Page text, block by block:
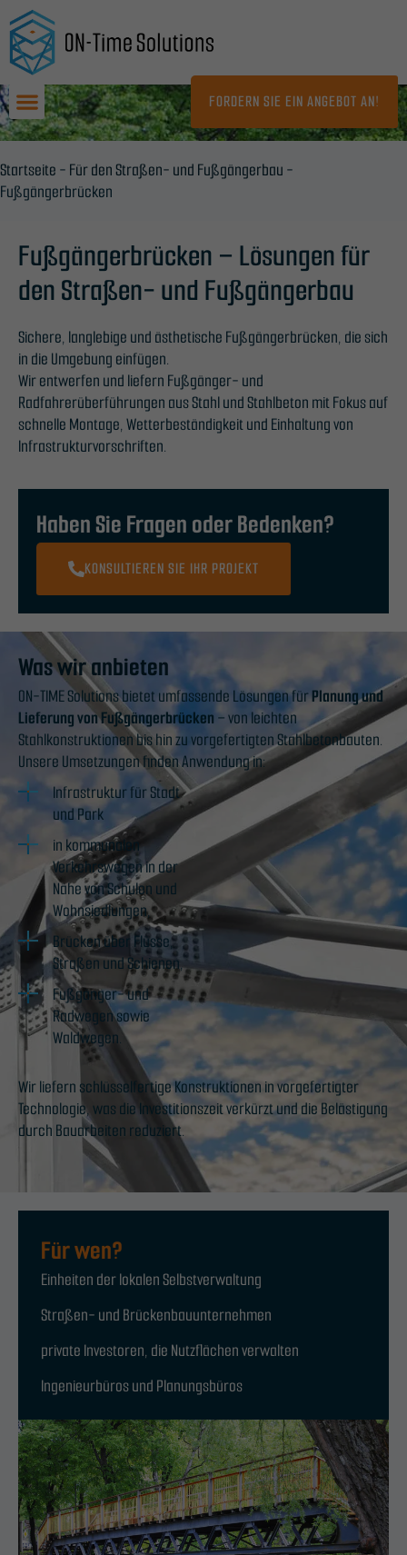
Zum
Inhalt
springen
FORDERN SIE EIN ANGEBOT AN!
Startseite - Für den Straßen- und Fußgängerbau -
Fußgängerbrücken
Fußgängerbrücken – Lösungen für
den Straßen- und Fußgängerbau
Sichere, langlebige und ästhetische Fußgängerbrücken, die sich
in die Umgebung einfügen.
Wir entwerfen und liefern Fußgänger- und
Radfahrerüberführungen aus Stahl und Stahlbeton mit Fokus auf
schnelle Montage, Wetterbeständigkeit und Einhaltung von
Infrastrukturvorschriften.
Haben Sie Fragen oder Bedenken?
KONSULTIEREN SIE IHR PROJEKT
Was wir anbieten
ON-TIME Solutions bietet umfassende Lösungen fürPlanung und
Lieferung von Fußgängerbrücken – von leichten
Stahlkonstruktionen bis hin zu vorgefertigten Stahlbetonbauten.
Unsere Umsetzungen finden Anwendung in:
Infrastruktur für Stadt
und Park
in kommunalen
Verkehrswegen in der
Nähe von Schulen und
Wohnsiedlungen,
Brücken über Flüsse,
Straßen und Schienen,
Fußgänger- und
Radwegen sowie
Waldwegen.
Wir liefern schlüsselfertige Konstruktionen in vorgefertigter
Technologie, was die Investitionszeit verkürzt und die Belästigung
durch Bauarbeiten reduziert.
Für wen?
Einheiten der lokalen Selbstverwaltung
Straßen- und Brückenbauunternehmen
private Investoren, die Nutzflächen verwalten
Ingenieurbüros und Planungsbüros